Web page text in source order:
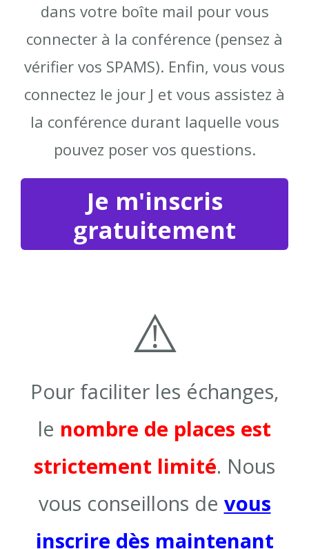
dans votre boîte mail pour vous
connecter à la conférence (pensez à
vérifier vos SPAMS). Enfin, vous vous
connectez le jour J et vous assistez à
la conférence durant laquelle vous
pouvez poser vos questions.
Je m'inscris
gratuitement
⚠️
Pour faciliter les échanges,
le nombre de places est
strictement limité. Nous
vous conseillons de vous
inscrire dès maintenant